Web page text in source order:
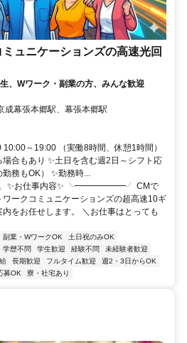
ュニケーションズの高速光回
、Wワーク・副業の方、みんな歓迎
成幕張本郷駅、幕張本郷駅
～19:00 （実働8時間、休憩1時間）
合もあり ✨土日を含む週2日～シフト応
務もOK） ✨勤務時...
お仕事内容✨ ╰━━━━━━╯ CMで
ワークコミュニケーションズの超高速10ギ
をお任せします。 ＼お仕事はとっても
副業・WワークOK
土日祝のみOK
学歴不問 学生歓迎 経験不問
未経験者歓迎
長期歓迎 フルタイム歓迎
週2・3日からOK
募OK 寮・社宅あり